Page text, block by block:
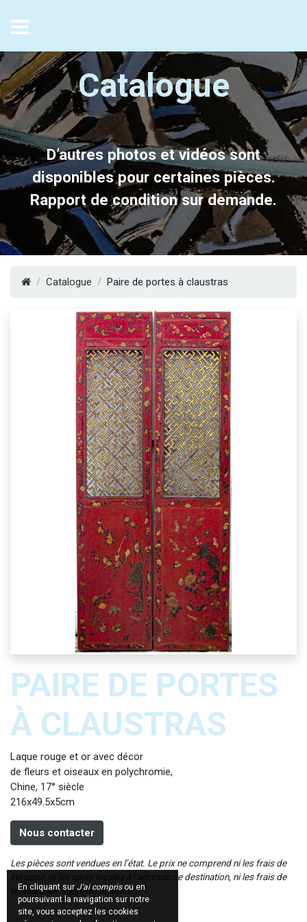
En cliquant sur J'ai comprisou en
poursuivant la navigation sur notre
site, vous acceptez les cookies
Catalogue
D’autres photos et vidéos sont
disponibles pour certaines pièces.
Rapport de condition sur demande.
Catalogue Paire de portes à claustras
PAIRE DE PORTES
À CLAUSTRAS
Laque rouge et or avec décor
de fleurs et oiseaux en polychromie,
Chine, 17° siècle
216x49.5x5cm
Nous contacter
Les pièces sont vendues en l’état. Le prix ne comprend ni les frais de
livraison, ni les taxes locales à l’adresse de destination, ni les frais de
restauration supplémentaires.